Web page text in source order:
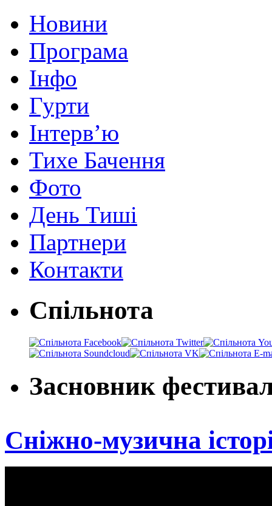
Новини
Програма
Інфо
Гурти
Інтерв’ю
Тихе Бачення
Фото
День Тиші
Партнери
Контакти
Спільнота
Засновник
Сніжно-музична